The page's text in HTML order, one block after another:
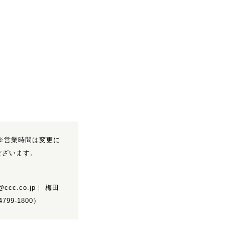
業時間は変更に
います。
｜ 梅田
1800）